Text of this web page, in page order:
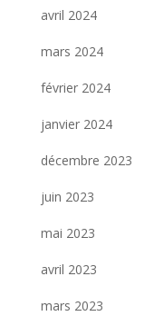
avril 2024
mars 2024
février 2024
janvier 2024
décembre 2023
juin 2023
mai 2023
avril 2023
mars 2023